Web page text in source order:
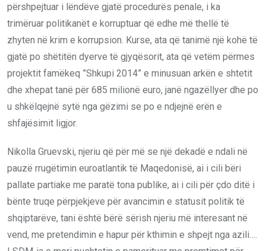
përshpejtuar i lëndëve gjatë procedurës penale, i ka
trimëruar politikanët e korruptuar që edhe më thellë të
zhyten në krim e korrupsion. Kurse, ata që tanimë një kohë të
gjatë po shëtitën dyerve të gjyqësorit, ata që vetëm përmes
projektit famëkeq ”Shkupi 2014” e minusuan arkën e shtetit
dhe xhepat tanë për 685 milionë euro, janë ngazëllyer dhe po
u shkëlqejnë sytë nga gëzimi se po e ndjejnë erën e
shfajësimit ligjor.
Nikolla Gruevski, njeriu që për më se një dekadë e ndali në
pauzë rrugëtimin euroatlantik të Maqedonisë, ai i cili bëri
pallate partiake me paratë tona publike, ai i cili për çdo ditë i
bënte truqe përpjekjeve për avancimin e statusit politik të
shqiptarëve, tani është bërë sërish njeriu më interesant në
vend, me pretendimin e hapur për kthimin e shpejt nga azili….